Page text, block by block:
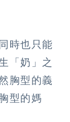
時也只能
「奶」之
胸型的義
型的媽